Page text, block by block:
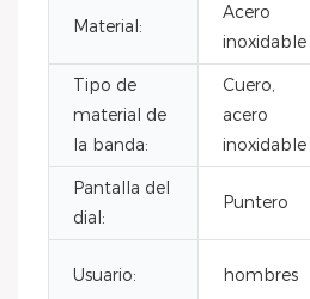
Material:
Acero
inoxidable
Tipo de
material de
la banda:
Cuero,
acero
inoxidable
Pantalla del
dial:
Puntero
Usuario: hombres